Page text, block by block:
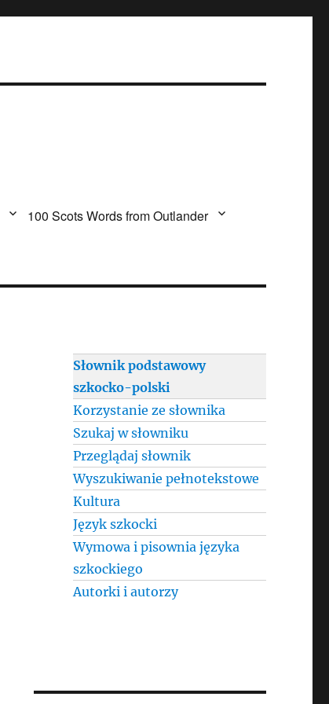
100 Scots Words from Outlander
Słownik podstawowy
szkocko-polski
Korzystanie ze słownika
Szukaj w słowniku
Przeglądaj słownik
Wyszukiwanie pełnotekstowe
Kultura
Język szkocki
Wymowa i pisownia języka
szkockiego
Autorki i autorzy